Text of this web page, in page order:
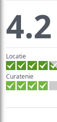
4.2
Locatie
Curatenie